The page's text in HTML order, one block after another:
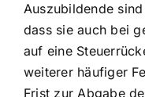
Auszubildende
dass sie auch bei
auf eine
weiterer häufiger
Frist zur Abgabe